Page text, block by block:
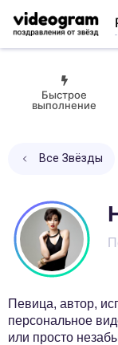
Быстрое
выполнение
Все Звёзды
Певица, автор,
персональное
или просто